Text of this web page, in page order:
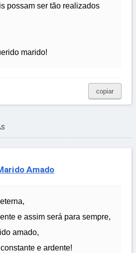
possam ser tão realizados
marido!
copiar
Amado
e assim será para sempre,
amado,
e ardente!